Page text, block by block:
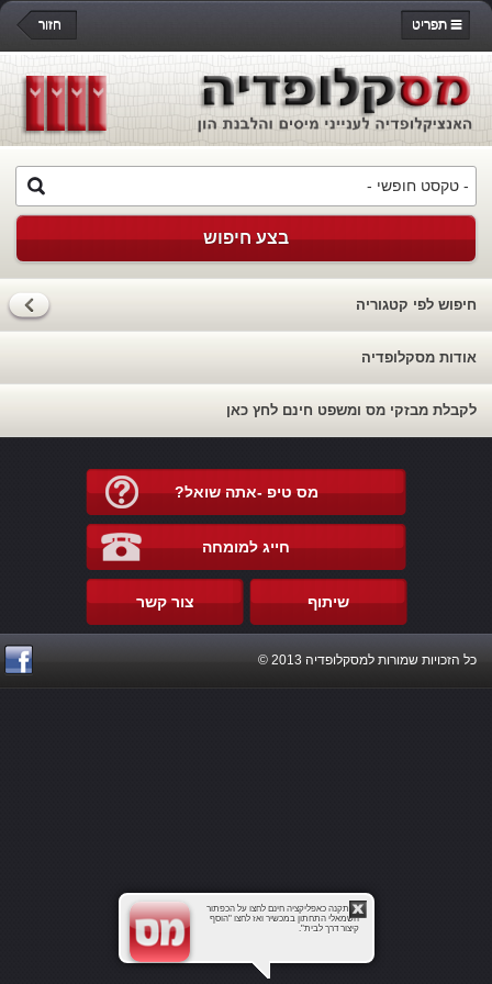
חזור תפריט
בצע חיפוש
חיפוש לפי קטגוריה
אודות מסקלופדיה
לקבלת מבזקי מס ומשפט חינם לחץ כאן
מס טיפ -אתה שואל?
חייג למומחה
צור קשר שיתוף
כל הזכויות שמורות למסקלופדיה 2013 ©
להתקנה כאפליקציה חינם לחצו על הכפתור
השמאלי התחתון במכשיר ואז לחצו "הוסף
קיצור דרך לבית".